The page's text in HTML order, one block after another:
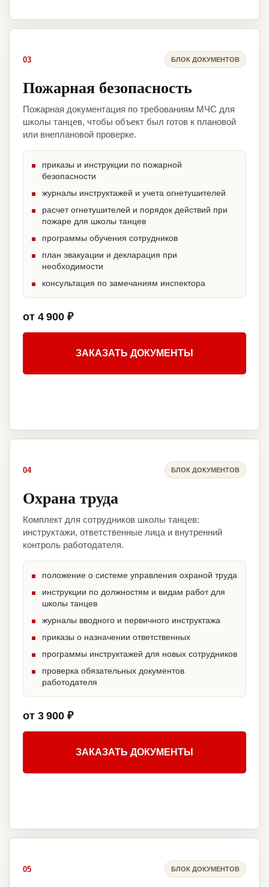
03 БЛОК ДОКУМЕНТОВ
Пожарная безопасность
Пожарная документация по требованиям МЧС для
школы танцев, чтобы объект был готов к плановой
или внеплановой проверке.
приказы и инструкции по пожарной
безопасности
журналы инструктажей и учета огнетушителей
расчет огнетушителей и порядок действий при
пожаре для школы танцев
программы обучения сотрудников
план эвакуации и декларация при
необходимости
консультация по замечаниям инспектора
от 4 900 ₽
ЗАКАЗАТЬ ДОКУМЕНТЫ
04 БЛОК ДОКУМЕНТОВ
Охрана труда
Комплект для сотрудников школы танцев:
инструктажи, ответственные лица и внутренний
контроль работодателя.
положение о системе управления охраной труда
инструкции по должностям и видам работ для
школы танцев
журналы вводного и первичного инструктажа
приказы о назначении ответственных
программы инструктажей для новых сотрудников
проверка обязательных документов
работодателя
от 3 900 ₽
ЗАКАЗАТЬ ДОКУМЕНТЫ
05 БЛОК ДОКУМЕНТОВ